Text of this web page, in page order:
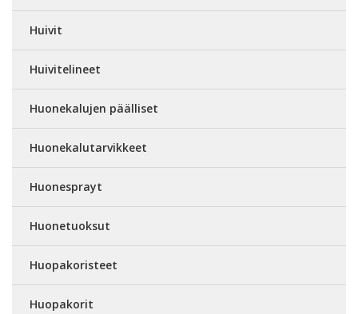
Huivit
Huivitelineet
Huonekalujen päälliset
Huonekalutarvikkeet
Huonesprayt
Huonetuoksut
Huopakoristeet
Huopakorit